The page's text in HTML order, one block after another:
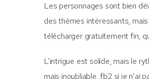
Les personnages sont bien
des thèmes intéressants,
télécharger gratuitement fin,
L’intrigue est solide, mais le
mais inoubliable, fb2 si je n’ai